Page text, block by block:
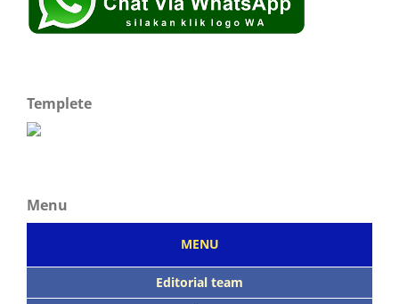
Templete
Menu
MENU
Editorial team